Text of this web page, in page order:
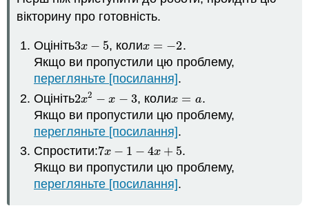
вікторину про готовність.
Оцініть3x − 5
3x −5 , колиx = −2
x=− 2
.
Якщо ви пропустили цю проблему,
перегляньте [посилання].
Оцініть2x2 − x − 3
2x2 −x− 3 , колиx = a
x=a
.
Якщо ви пропустили цю проблему,
перегляньте [посилання].
Спростити:7x − 1 − 4x + 5
7x −1 − 4x +5
.
Якщо ви пропустили цю проблему,
перегляньте [посилання].